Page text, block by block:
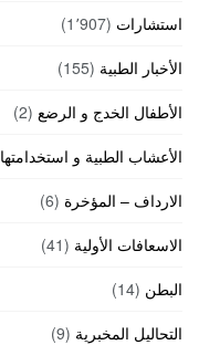
استشارات (1٬907)
الأخبار الطبية (155)
الأطفال الخدج و الرضع (2)
الأعشاب الطبية و استخدامتها
الارداف – المؤخرة (6)
الاسعافات الأولية (41)
البطن (14)
التحاليل المخبرية (9)